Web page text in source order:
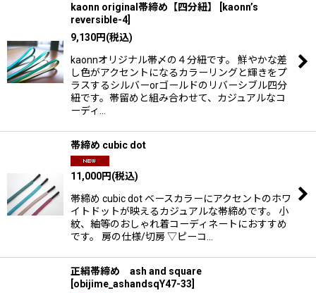
kaonn original帯締め【四分紐】
kaonn’s
reversible-4]
9,130円(税込)
kaonnオリジナル帯〆の４分紐です。 鮮やかな差
し色がアクセントになるカラーリングと輝きをプ
ラスするシルバーorゴールドのリバーシブル四分
紐です。帯留めと組み合わせて、カジュアルなコ
ーディ…
帯締め cubic dot
11,000円(税込)
帯締め cubic dot ベースカラーにアクセントのホワ
イトドットが映えるカジュアルな帯締めです。 小
紋、紬等のおしゃれ着コーディネートにおすすめ
です。 房の仕様/切房 ▽ピーコ…
正絹帯締め ash and square
obijime_ashandsqY47-33